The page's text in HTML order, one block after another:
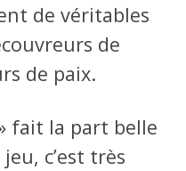
de véritables
de
de paix.
fait la part belle
c’est très